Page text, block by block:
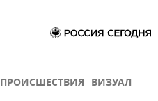
ПРОИСШЕСТВИЯ ВИЗУАЛ